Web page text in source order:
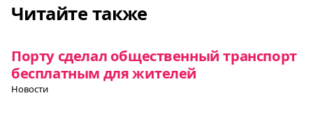
Читайте также
Порту сделал общественный транспорт
бесплатным для жителей
Новости